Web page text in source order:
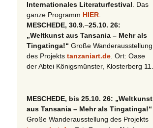
Internationales Literaturfestival . Das
ganze Programm HIER
MESCHEDE, 30.9.–25.10. 26:
„Weltkunst aus Tansania – Mehr als
Tingatinga!“ Große Wanderausstellung
des Projekts tanzaniart.de . Ort: Oase
der Abtei Königsmünster, Klosterberg 11.
MESCHEDE, bis 25.10. 26: „Weltkunst
aus Tansania – Mehr als Tingatinga!“
Große Wanderausstellung des Projekts